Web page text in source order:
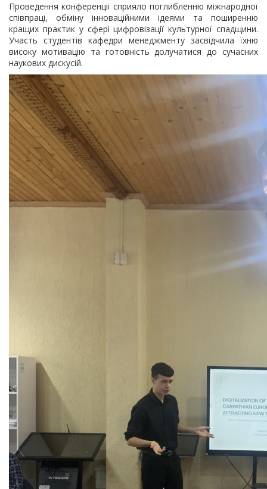
Проведення конференції сприяло поглибленню міжнародної
співпраці, обміну інноваційними ідеями та поширенню
кращих практик у сфері цифровізації культурної спадщини.
Участь студентів кафедри менеджменту засвідчила їхню
високу мотивацію та готовність долучатися до сучасних
наукових дискусій.